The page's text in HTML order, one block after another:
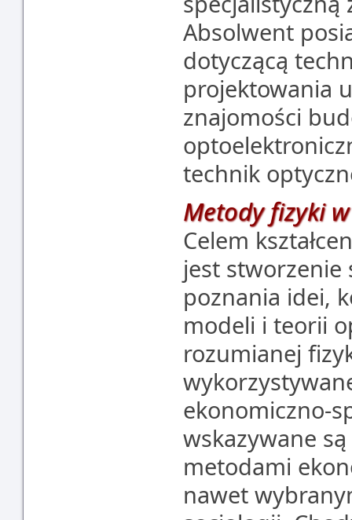
Absolwent
dotyczącą
projektowania
znajomości
technik
Metody fizyki
Celem
jest
poznania idei,
modeli i teorii
rozumianej
ekonomiczno-
wskazywane
metodami
nawet